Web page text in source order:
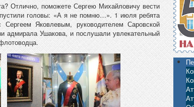
Отлично, поможете Сергею Михайловичу вести
головы: «А я не помню…». 1 июля ребята
Сергеем Яковлевым, руководителем Саровской
адмирала Ушакова, и послушали увлекательный